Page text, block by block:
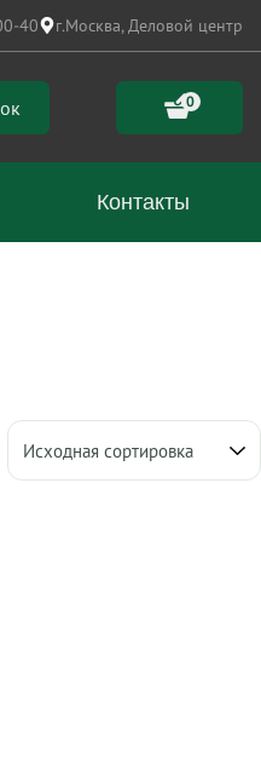
40 г.Москва, Деловой центр
0
Контакты